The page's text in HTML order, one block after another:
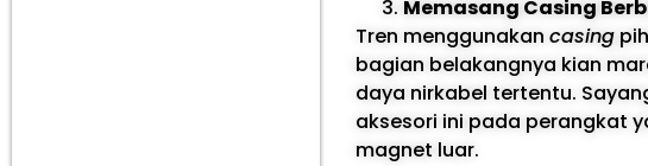
Memasang Casing
Tren menggunakan casing
bagian belakangnya kian
daya nirkabel tertentu.
aksesori ini pada perangkat
magnet luar.